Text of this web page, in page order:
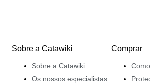
Sobre a Catawiki
Sobre a Catawiki
Os nossos especialistas
Comprar